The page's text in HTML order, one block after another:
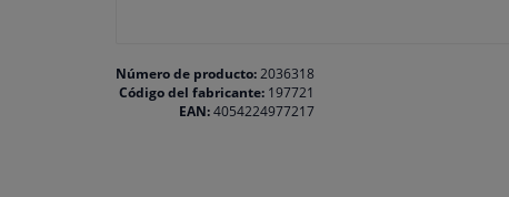
Número de producto:2036318
Código del fabricante: 197721
EAN:4054224977217